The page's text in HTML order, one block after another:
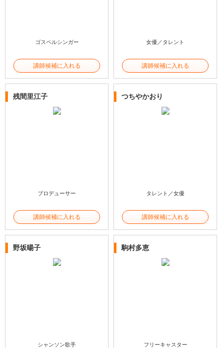
ゴスペルシンガー
講師候補に入れる
女優／タレント
講師候補に入れる
残間里江子
プロデューサー
講師候補に入れる
つちやかおり
タレント／女優
講師候補に入れる
野坂暘子
シャンソン歌手
駒村多恵
フリーキャスター